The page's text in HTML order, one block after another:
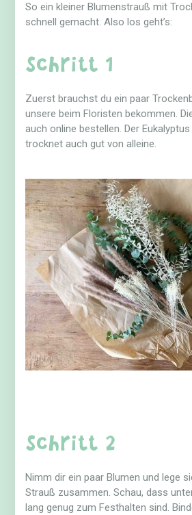
So ein kleiner Blumenstrauß mit
schnell gemacht. Also los geht’s:
Schritt 1
Zuerst brauchst du ein paar
unsere beim Floristen bekommen.
auch online bestellen. Der
trocknet auch gut von alleine.
Schritt 2
Nimm dir ein paar Blumen und lege
Strauß zusammen. Schau, dass
lang genug zum Festhalten sind.